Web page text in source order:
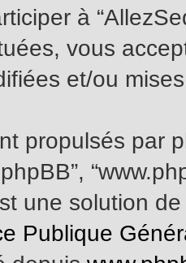
à
vous
et/ou
propulsés par
une solution
Publique